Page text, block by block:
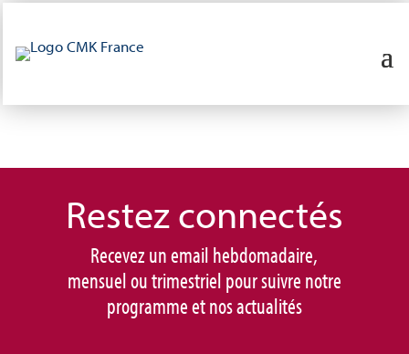
Restez connectés
Recevez un email hebdomadaire,
mensuel ou trimestriel pour suivre notre
programme et nos actualités